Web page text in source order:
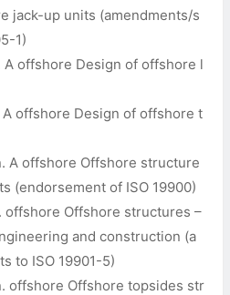
jack-up units (amendments/s
1)
A offshore Design of offshore l
A offshore Design of offshore t
A offshore Offshore structure
(endorsement of ISO 19900)
offshore Offshore structures –
and construction (a
to ISO 19901-5)
offshore Offshore topsides str